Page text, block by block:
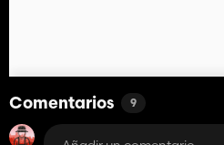
Comentarios 9